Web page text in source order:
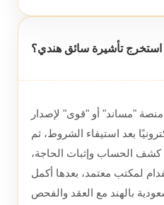
تأشيرة سائق هندي؟
"مساند" أو "قوى" لإصدار
بعد استيفاء الشروط، ثم
كشف الحساب وإثبات الحاجة،
لمكتب معتمد، بعدها أكمل
بالهند مع العقد والفحص